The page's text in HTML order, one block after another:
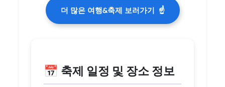
더 많은 여행&축제 보러가기 ☝️
📅 축제 일정 및 장소 정보